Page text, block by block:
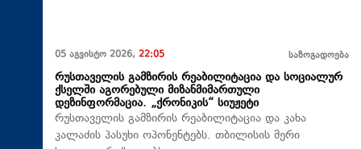
05 აგვისტო 2026, 22:05 საზოგადოება
რუსთაველის გამზირის რეაბილიტაცია და სოციალურ
ქსელში აგორებული მიზანმიმართული
დეზინფორმაცია. „ქრონიკის“ სიუჟეტი
რუსთაველის გამზირის რეაბილიტაცია და კახა
კალაძის პასუხი ოპონენტებს. თბილისის მერი